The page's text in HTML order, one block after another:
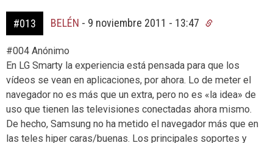
#013 BELÉN - 9 noviembre 2011 - 13:47
#004 Anónimo
En LG Smarty la experiencia está pensada para que los
vídeos se vean en aplicaciones, por ahora. Lo de meter el
navegador no es más que un extra, pero no es «la idea» de
uso que tienen las televisiones conectadas ahora mismo.
De hecho, Samsung no ha metido el navegador más que en
las teles hiper caras/buenas. Los principales soportes y